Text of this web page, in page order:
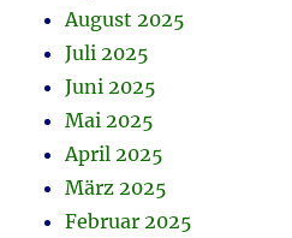
August 2025
Juli 2025
Juni 2025
Mai 2025
April 2025
März 2025
Februar 2025